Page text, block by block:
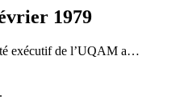
1979
exécutif de l’UQAM a…